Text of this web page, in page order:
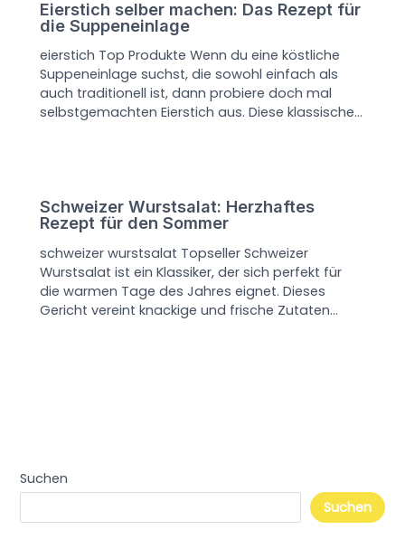
Eierstich selber machen: Das Rezept für
die Suppeneinlage
eierstich Top Produkte Wenn du eine köstliche
Suppeneinlage suchst, die sowohl einfach als
auch traditionell ist, dann probiere doch mal
selbstgemachten Eierstich aus. Diese klassische…
Schweizer Wurstsalat: Herzhaftes
Rezept für den Sommer
schweizer wurstsalat Topseller Schweizer
Wurstsalat ist ein Klassiker, der sich perfekt für
die warmen Tage des Jahres eignet. Dieses
Gericht vereint knackige und frische Zutaten…
Suchen
Suchen